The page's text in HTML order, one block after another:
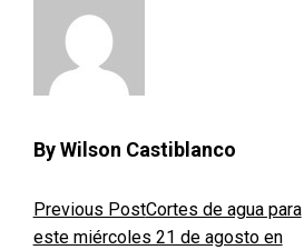
By Wilson Castiblanco
Previous PostCortes de agua para
este miércoles 21 de agosto en